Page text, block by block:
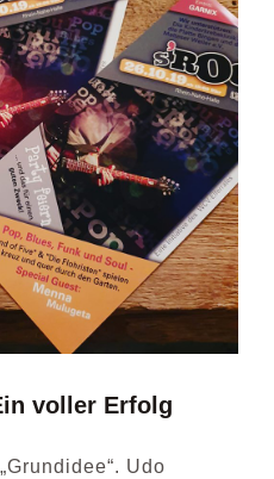
voller Erfolg
Udo